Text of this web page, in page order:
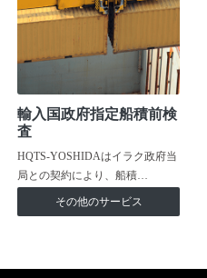
輸入国政府指定船積前検
査
HQTS-YOSHIDAはイラク政府当
局との契約により、船積…
その他のサービス